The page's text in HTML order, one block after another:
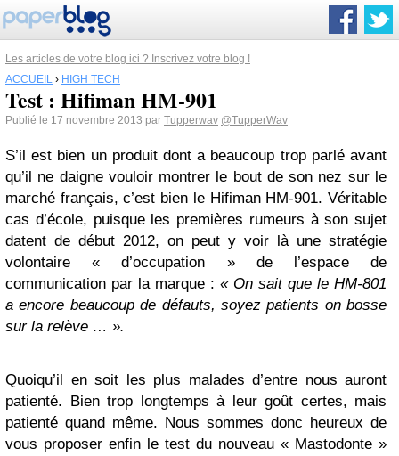
Les articles de votre blog ici ? Inscrivez votre blog !
ACCUEIL › HIGH TECH
Test : Hifiman HM-901
Publié le 17 novembre 2013 par Tupperwav @TupperWav
S’il est bien un produit dont a beaucoup trop parlé avant
qu’il ne daigne vouloir montrer le bout de son nez sur le
marché français, c’est bien le Hifiman HM-901. Véritable
cas d’école, puisque les premières rumeurs à son sujet
datent de début 2012, on peut y voir là une stratégie
volontaire « d’occupation » de l’espace de
communication par la marque : « On sait que le HM-801
a encore beaucoup de défauts, soyez patients on bosse
sur la relève … ».
Quoiqu’il en soit les plus malades d’entre nous auront
patienté. Bien trop longtemps à leur goût certes, mais
patienté quand même. Nous sommes donc heureux de
vous proposer enfin le test du nouveau « Mastodonte »